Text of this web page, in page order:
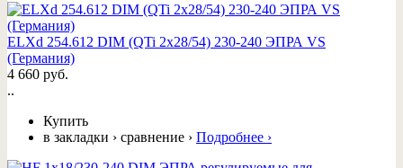
ELXd 254.612 DIM (QTi 2x28/54) 230-240 ЭПРА VS
(Германия)
4 660 руб.
..
Купить
в закладки › сравнение › Подробнее ›